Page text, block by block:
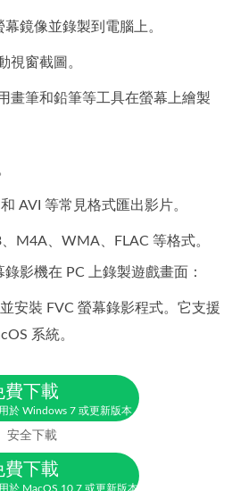
鏡像並錄製到電腦上。
視窗截圖。
畫筆和鉛筆等工具在螢幕上繪製
AVI 等常見格式匯出影片。
M4A、WMA、FLAC 等格式。
影機在 PC 上錄製遊戲畫面：
安裝 FVC 螢幕錄影程式。它支援
系統。
費下載
於 Windows 7 或更新版本
安全下載
費下載
於 MacOS 10.7 或更新版本